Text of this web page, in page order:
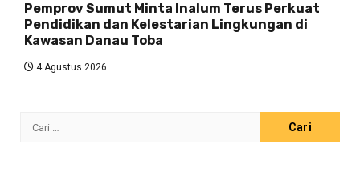
Pemprov Sumut Minta Inalum Terus Perkuat
Pendidikan dan Kelestarian Lingkungan di
Kawasan Danau Toba
4 Agustus 2026
Cari